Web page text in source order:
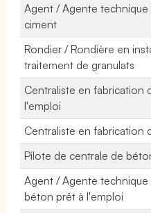
Agent / Agente technique
ciment
Rondier / Rondière en
traitement de granulats
Centraliste en fabrication
l'emploi
Centraliste en fabrication
Pilote de centrale de
Agent / Agente technique
béton prêt à l'emploi